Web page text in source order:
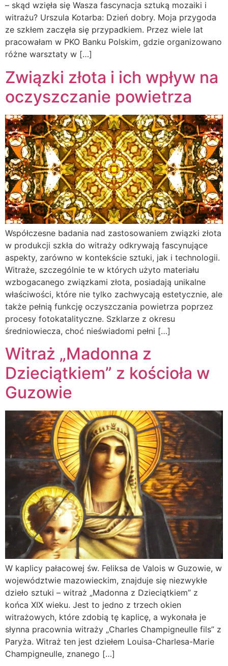
– skąd wzięła się Wasza fascynacja sztuką mozaiki i
witrażu? Urszula Kotarba: Dzień dobry. Moja przygoda
ze szkłem zaczęła się przypadkiem. Przez wiele lat
pracowałam w PKO Banku Polskim, gdzie organizowano
różne warsztaty w […]
Związki złota i ich wpływ na
oczyszczanie powietrza
Współczesne badania nad zastosowaniem związki złota
w produkcji szkła do witraży odkrywają fascynujące
aspekty, zarówno w kontekście sztuki, jak i technologii.
Witraże, szczególnie te w których użyto materiału
wzbogacanego związkami złota, posiadają unikalne
właściwości, które nie tylko zachwycają estetycznie, ale
także pełnią funkcję oczyszczania powietrza poprzez
procesy fotokatalityczne. Szklarze z okresu
średniowiecza, choć nieświadomi pełni […]
Witraż „Madonna z
Dzieciątkiem” z kościoła w
Guzowie
W kaplicy pałacowej św. Feliksa de Valois w Guzowie, w
województwie mazowieckim, znajduje się niezwykłe
dzieło sztuki – witraż „Madonna z Dzieciątkiem” z
końca XIX wieku. Jest to jedno z trzech okien
witrażowych, które zdobią tę kaplicę, a wykonała je
słynna pracownia witraży „Charles Champigneulle fils” z
Paryża. Witraż ten jest dziełem Louisa-Charlesa-Marie
Champigneulle, znanego […]